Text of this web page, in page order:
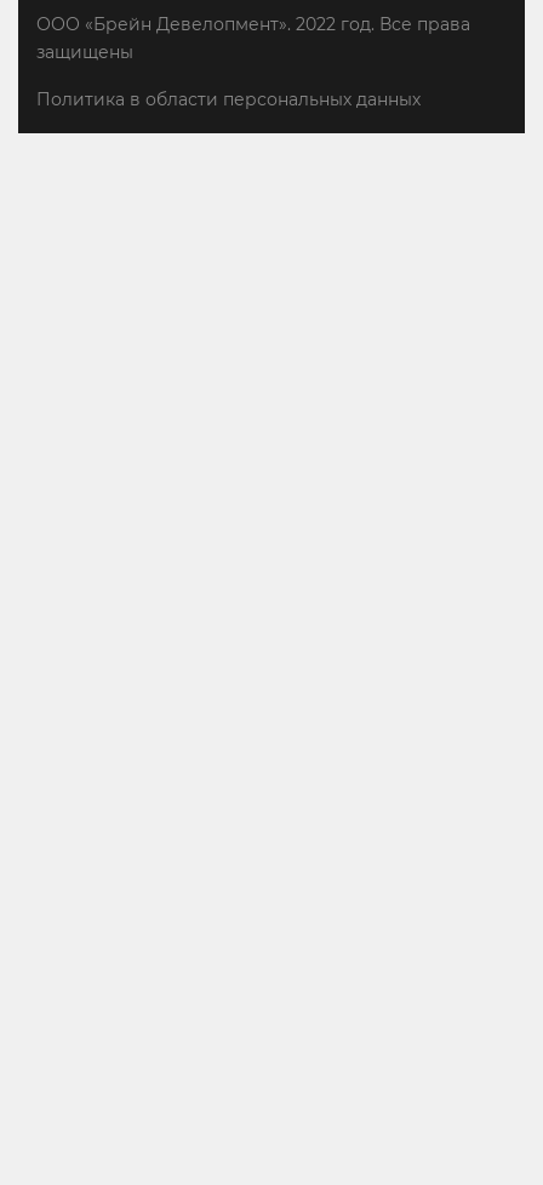
ООО «Брейн Девелопмент». 2022 год. Все права
защищены
Политика в области персональных данных